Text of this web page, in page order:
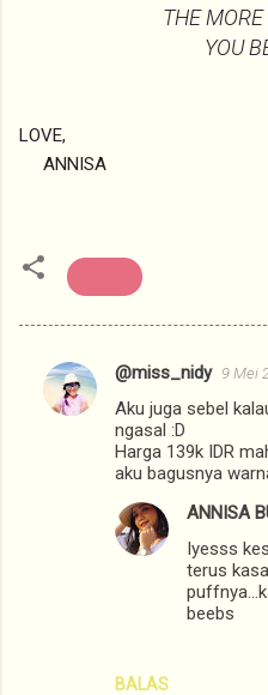
THE MORE
YOU
LOVE,
ANNISA
K
@miss_nidy 9 Mei
Aku juga sebel
ngasal :D
Harga 139k IDR
aku bagusnya
BALAS
ANNISA
Iyesss
terus
beebs